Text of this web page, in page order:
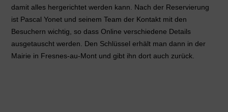
damit alles hergerichtet werden kann. Nach der Reservierung
ist Pascal Yonet und seinem Team der Kontakt mit den
Besuchern wichtig, so dass Online verschiedene Details
ausgetauscht werden. Den Schlüssel erhält man dann in der
Mairie in Fresnes-au-Mont und gibt ihn dort auch zurück.